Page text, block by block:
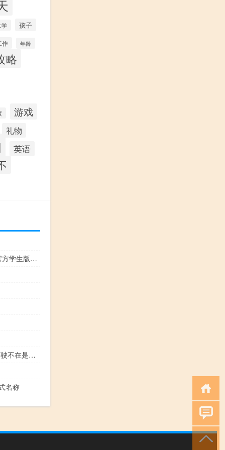
学 孩子
作 年龄
略
游戏
礼物
英语
易加互动平台电脑版 V3.4.0 官方学生版（易加互动平台电脑版 V3.4.0 官方学生版功能简介）
长安北斗天枢战略发布 无人驾驶不在是梦想
名称